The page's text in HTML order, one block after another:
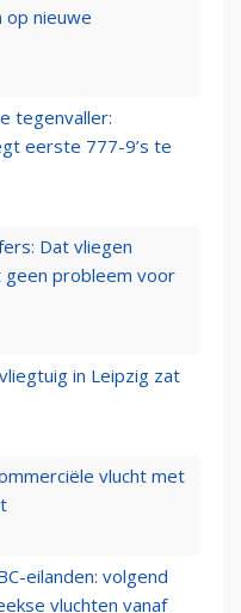
op nieuwe
tegenvaller:
eerste 777-9’s te
Dat vliegen
probleem voor
in Leipzig zat
vlucht met
eilanden: volgend
vluchten vanaf